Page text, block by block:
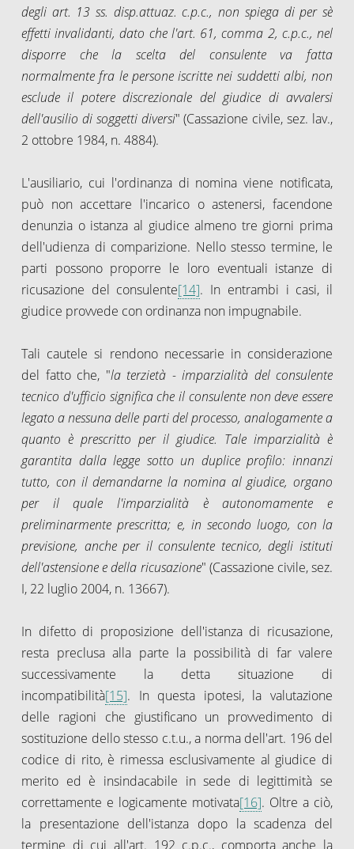
degli art. 13 ss. disp.attuaz. c.p.c., non spiega di per sè
effetti invalidanti, dato che l'art. 61, comma 2, c.p.c., nel
disporre che la scelta del consulente va fatta
normalmente fra le persone iscritte nei suddetti albi, non
esclude il potere discrezionale del giudice di avvalersi
dell'ausilio di soggetti diversi" (Cassazione civile, sez. lav.,
2 ottobre 1984, n. 4884).
L'ausiliario, cui l'ordinanza di nomina viene notificata,
può non accettare l'incarico o astenersi, facendone
denunzia o istanza al giudice almeno tre giorni prima
dell'udienza di comparizione. Nello stesso termine, le
parti possono proporre le loro eventuali istanze di
ricusazione del consulente[14]. In entrambi i casi, il
giudice provvede con ordinanza non impugnabile.
Tali cautele si rendono necessarie in considerazione
del fatto che, "la terzietà - imparzialità del consulente
tecnico d'ufficio significa che il consulente non deve essere
legato a nessuna delle parti del processo, analogamente a
quanto è prescritto per il giudice. Tale imparzialità è
garantita dalla legge sotto un duplice profilo: innanzi
tutto, con il demandarne la nomina al giudice, organo
per il quale l'imparzialità è autonomamente e
preliminarmente prescritta; e, in secondo luogo, con la
previsione, anche per il consulente tecnico, degli istituti
dell'astensione e della ricusazione" (Cassazione civile, sez.
I, 22 luglio 2004, n. 13667).
In difetto di proposizione dell'istanza di ricusazione,
resta preclusa alla parte la possibilità di far valere
successivamente la detta situazione di
incompatibilità[15]. In questa ipotesi, la valutazione
delle ragioni che giustificano un provvedimento di
sostituzione dello stesso c.t.u., a norma dell'art. 196 del
codice di rito, è rimessa esclusivamente al giudice di
merito ed è insindacabile in sede di legittimità se
correttamente e logicamente motivata[16]. Oltre a ciò,
la presentazione dell'istanza dopo la scadenza del
termine di cui all'art. 192 c.p.c., comporta anche la